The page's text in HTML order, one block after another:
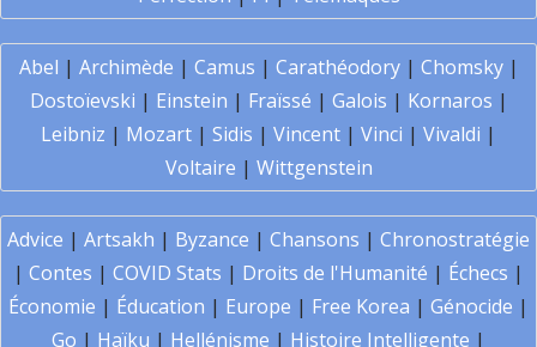
Abel | Archimède | Camus | Carathéodory| Chomsky|
Dostoïevski | Einstein | Fraïssé | Galois | Kornaros |
Leibniz | Mozart | Sidis | Vincent | Vinci | Vivaldi |
Voltaire | Wittgenstein
Advice | Artsakh | Byzance | Chansons | Chronostratégie
| Contes | COVID Stats | Droits de l'Humanité | Échecs |
Économie | Éducation | Europe | Free Korea | Génocide |
Go | Haïku | Hellénisme | Histoire Intelligente |